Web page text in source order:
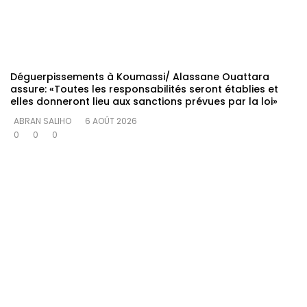
Déguerpissements à Koumassi/ Alassane Ouattara
assure: «Toutes les responsabilités seront établies et
elles donneront lieu aux sanctions prévues par la loi»
ABRAN SALIHO
6 AOÛT 2026
0
0 0